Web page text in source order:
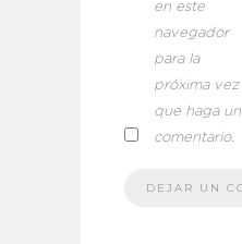
en este
navegador
para la
próxima vez
que haga un
comentario.